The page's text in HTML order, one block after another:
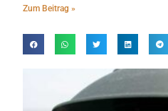
Zum Beitrag »